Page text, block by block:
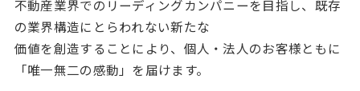
不動産業界でのリーディングカンパニーを目指し、既存
の業界構造にとらわれない新たな
価値を創造することにより、個人・法人のお客様ともに
「唯一無二の感動」を届けます。